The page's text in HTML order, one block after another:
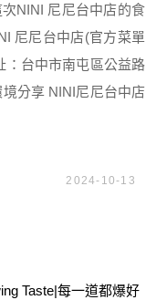
NINI 尼尼台中店的食
尼尼台中店(官方菜單
：台中市南屯區公益路
境分享 NINI尼尼台中店
2024-10-13